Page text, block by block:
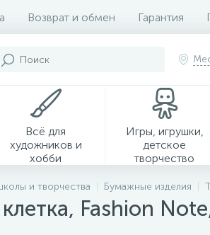
Возврат и обмен Гарантия
Всё для
художников и
хобби
Игры, игрушки,
детское
творчество
и творчества Бумажные изделия
Fashion